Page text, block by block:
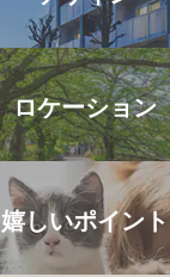
ロケーション
嬉しいポイント